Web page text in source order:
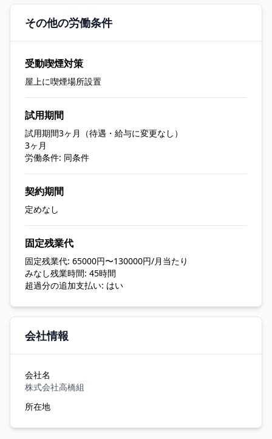
その他の労働条件
受動喫煙対策
屋上に喫煙場所設置
試用期間
試用期間3ヶ月（待遇・給与に変更なし）
3ヶ月
労働条件: 同条件
契約期間
定めなし
固定残業代
固定残業代: 65000円〜130000円/月当たり
みなし残業時間: 45時間
超過分の追加支払い: はい
会社情報
会社名
株式会社高橋組
所在地